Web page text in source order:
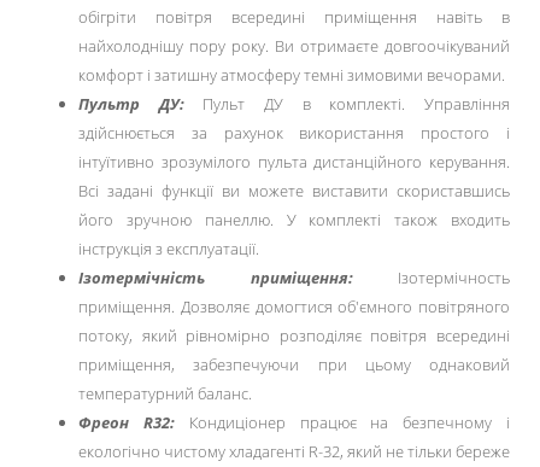
обігріти повітря всередині приміщення навіть в
найхолоднішу пору року. Ви отримаєте довгоочікуваний
комфорт і затишну атмосферу темні зимовими вечорами.
Пультр ДУ:Пульт ДУ в комплекті. Управління
здійснюється за рахунок використання простого і
інтуїтивно зрозумілого пульта дистанційного керування.
Всі задані функції ви можете виставити скориставшись
його зручною панеллю. У комплекті також входить
інструкція з експлуатації.
Ізотермічність приміщення:Ізотермічность
приміщення. Дозволяє домогтися об'ємного повітряного
потоку, який рівномірно розподіляє повітря всередині
приміщення, забезпечуючи при цьому однаковий
температурний баланс.
Фреон R32:Кондиціонер працює на безпечному і
екологічно чистому хладагенті R-32, який не тільки береже